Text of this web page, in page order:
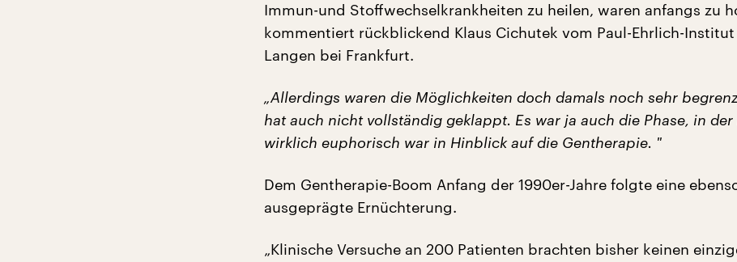
Immun-und Stoffwechselkrankheiten zu heilen, waren anfangs zu
kommentiert rückblickend Klaus Cichutek vom Paul-Ehrlich-
Langen bei Frankfurt.
„Allerdings waren die Möglichkeiten doch damals noch sehr
hat auch nicht vollständig geklappt. Es war ja auch die Phase, in der
wirklich euphorisch war in Hinblick auf die Gentherapie. "
Dem Gentherapie-Boom Anfang der 1990er-Jahre folgte eine
ausgeprägte Ernüchterung.
„Klinische Versuche an 200 Patienten brachten bisher keinen